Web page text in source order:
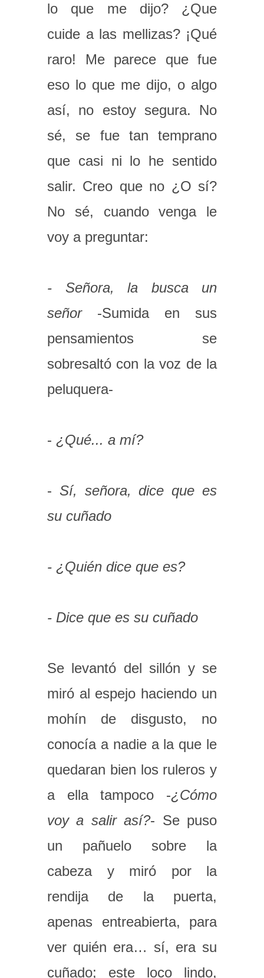
lo que me dijo? ¿Que
cuide a las mellizas? ¡Qué
raro! Me parece que fue
eso lo que me dijo, o algo
así, no estoy segura. No
sé, se fue tan temprano
que casi ni lo he sentido
salir. Creo que no ¿O sí?
No sé, cuando venga le
voy a preguntar:
- Señora, la busca un
señor -Sumida en sus
pensamientos se
sobresaltó con la voz de la
peluquera-
- ¿Qué... a mí?
- Sí, señora, dice que es
su cuñado
- ¿Quién dice que es?
- Dice que es su cuñado
Se levantó del sillón y se
miró al espejo haciendo un
mohín de disgusto, no
conocía a nadie a la que le
quedaran bien los ruleros y
a ella tampoco -¿Cómo
voy a salir así?- Se puso
un pañuelo sobre la
cabeza y miró por la
rendija de la puerta,
apenas entreabierta, para
ver quién era… sí, era su
cuñado; este loco lindo,